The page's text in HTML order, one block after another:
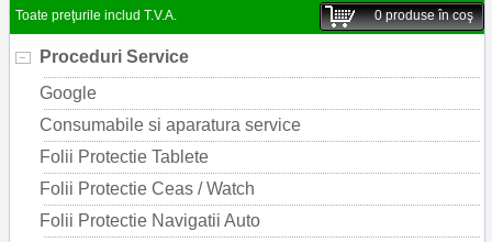
Toate preţurile includ T.V.A. 0produse în coş
Proceduri Service
Google
Consumabile si aparatura service
Folii Protectie Tablete
Folii Protectie Ceas / Watch
Folii Protectie Navigatii Auto